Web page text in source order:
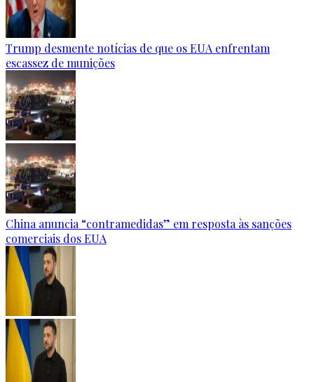
Trump desmente notícias de que os EUA enfrentam
escassez de munições
China anuncia “contramedidas” em resposta às sanções
comerciais dos EUA